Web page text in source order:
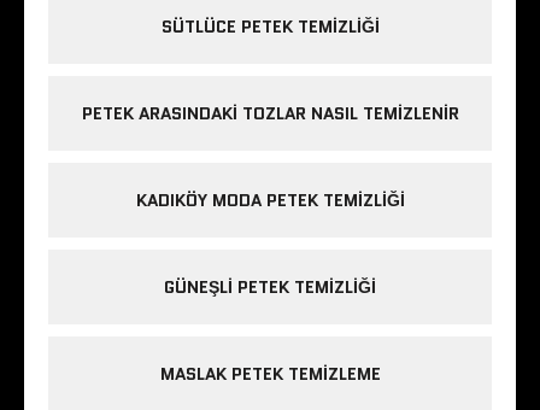
SÜTLÜCE PETEK TEMIZLIĞI
PETEK ARASINDAKI TOZLAR NASIL TEMIZLENIR
KADIKÖY MODA PETEK TEMIZLIĞI
GÜNEŞLI PETEK TEMIZLIĞI
MASLAK PETEK TEMIZLEME